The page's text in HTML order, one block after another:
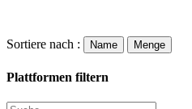
Sortiere nach : Name Menge
Plattformen filtern